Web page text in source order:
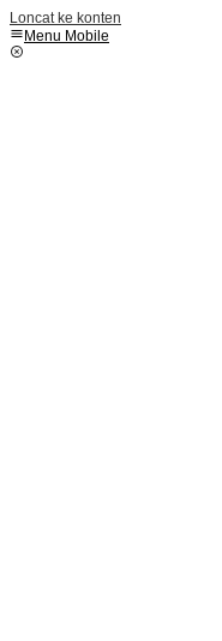
Loncat ke konten
Menu Mobile